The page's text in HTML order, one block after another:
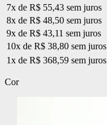
7x de R$ 55,43 sem juros
8x de R$ 48,50 sem juros
9x de R$ 43,11 sem juros
10x de R$ 38,80 sem juros
1x de R$ 368,59 sem juros
Cor